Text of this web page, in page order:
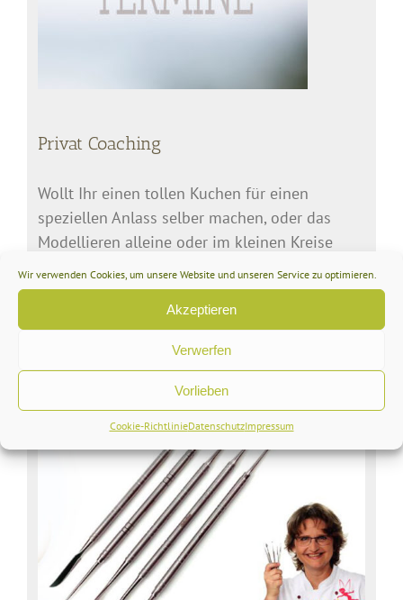
Wir verwenden Cookies, um unsere Website und unseren Service zu optimieren.
Akzeptieren
Verwerfen
Vorlieben
Cookie-RichtlinieDatenschutzImpressum
Privat Coaching
Wollt Ihr einen tollen Kuchen für einen
speziellen Anlass selber machen, oder das
Modellieren alleine oder im kleinen Kreise
Coachingkurs an: info@keyforcakes.com
Meine eigenen Tools mit dekofee